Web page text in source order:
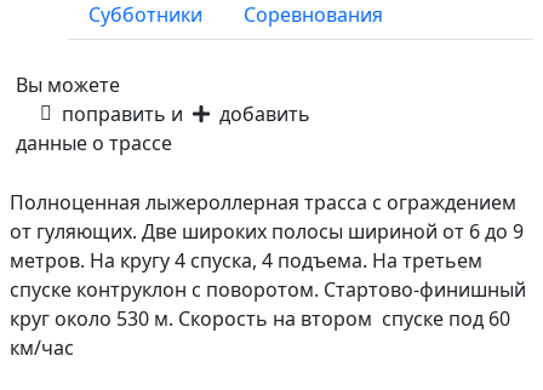
Субботники
Соревнования
Вы можете
поправить и
добавить
данные о трассе
Полноценная лыжероллерная трасса с ограждением
от гуляющих. Две широких полосы шириной от 6 до 9
метров. На кругу 4 спуска, 4 подъема. На третьем
спуске контруклон с поворотом. Стартово-финишный
круг около 530 м. Скорость на втором спуске под 60
км/час